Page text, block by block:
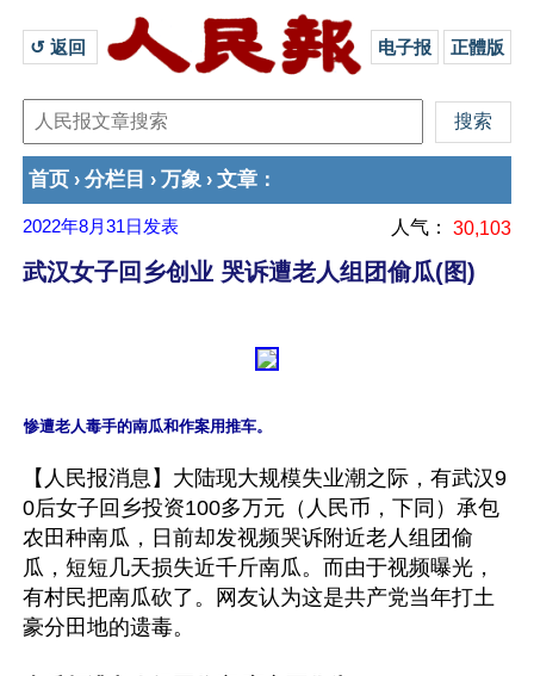
↺ 返回 电子报 正體版
首页 › 分栏目 › 万象 › 文章 ：
2022年8月31日 发表 人气： 30,103
武汉女子回乡创业 哭诉遭老人组团偷瓜(图)
【人民报消息】大陆现大规模失业潮之际，有武汉9
0后女子回乡投资100多万元（人民币，下同）承包
农田种南瓜，日前却发视频哭诉附近老人组团偷
瓜，短短几天损失近千斤南瓜。而由于视频曝光，
有村民把南瓜砍了。网友认为这是共产党当年打土
豪分田地的遗毒。